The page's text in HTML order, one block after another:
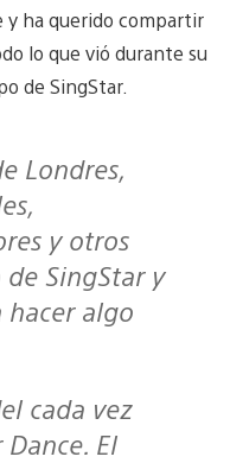
y ha querido compartir
lo que vió durante su
de SingStar.
y otros
SingStar y
hacer algo
El